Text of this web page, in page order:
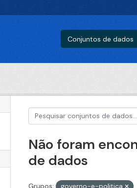
Conjuntos de dados
Não foram
de dados
Grupos: governo-e-politica